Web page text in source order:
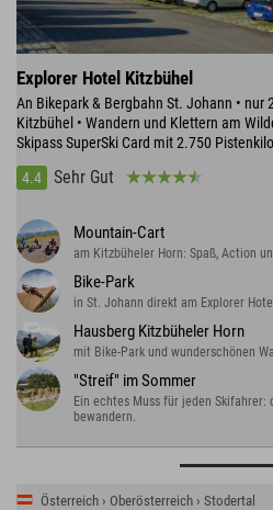
Explorer Hotel Kitzbühel
An Bikepark & Bergbahn St. Johann • nur
Kitzbühel • Wandern und Klettern am
Skipass SuperSki Card mit 2.750
4.4
Sehr Gut
Mountain-Cart
am Kitzbüheler Horn: Spaß, Action
Bike-Park
in St. Johann direkt am Explorer
Hausberg Kitzbüheler Horn
mit Bike-Park und wunderschönen
"Streif" im Sommer
Ein echtes Muss für jeden
bewandern.
Österreich › Oberösterreich › Stodertal